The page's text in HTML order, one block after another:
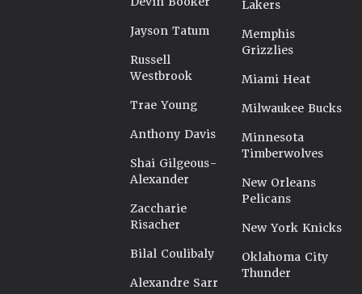
Jayson Tatum
Russell
Westbrook
Trae Young
Anthony Davis
Shai Gilgeous-
Alexander
Zaccharie
Risacher
Bilal Coulibaly
Alexandre Sarr
Lakers
Memphis
Grizzlies
Miami Heat
Milwaukee Bucks
Minnesota
Timberwolves
New Orleans
Pelicans
New York Knicks
Oklahoma City
Thunder